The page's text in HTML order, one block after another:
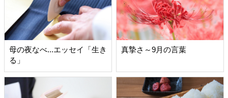
母の夜なべ...エッセイ「生き
る」
真摯さ～9月の言葉